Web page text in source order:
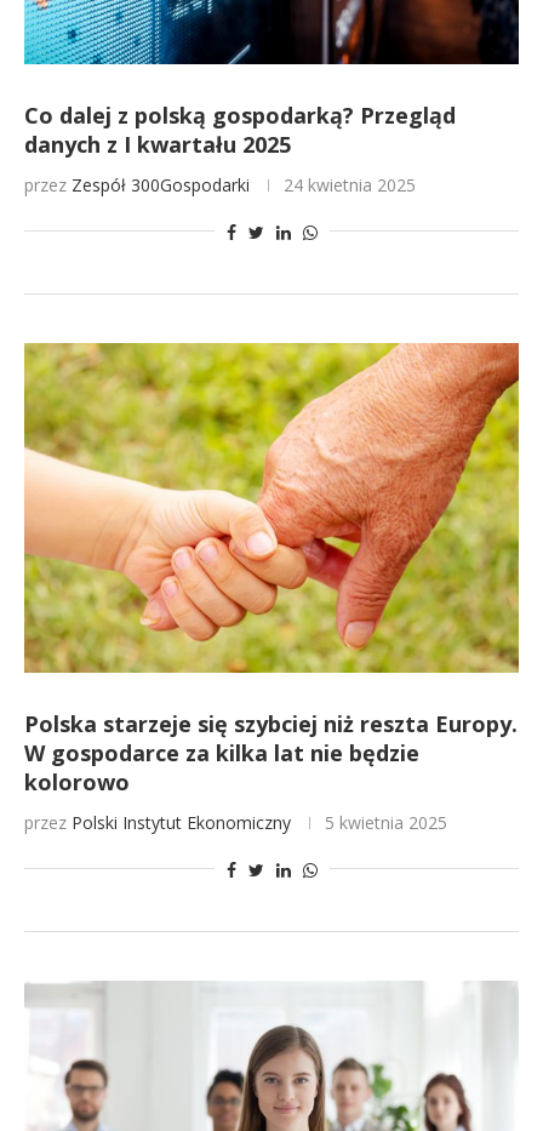
Co dalej z polską gospodarką? Przegląd
danych z I kwartału 2025
przez Zespół 300Gospodarki 24 kwietnia 2025
Polska starzeje się szybciej niż reszta Europy.
W gospodarce za kilka lat nie będzie
kolorowo
przez Polski Instytut Ekonomiczny 5 kwietnia 2025